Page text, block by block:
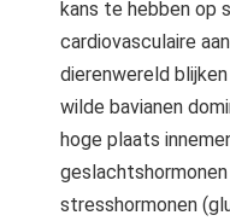
kans te hebben op
cardiovasculaire
dierenwereld
wilde bavianen
hoge plaats
stresshormonen